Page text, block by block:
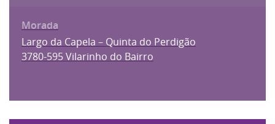
Largo da Capela – Quinta do Perdigão
3780-595 Vilarinho do Bairro